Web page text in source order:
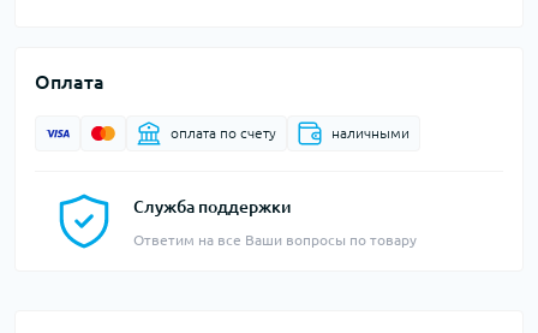
Оплата
оплата по счету наличными
Служба поддержки
Ответим на все Ваши вопросы по товару